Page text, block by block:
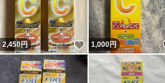
2,450円 いいね！
1,000円